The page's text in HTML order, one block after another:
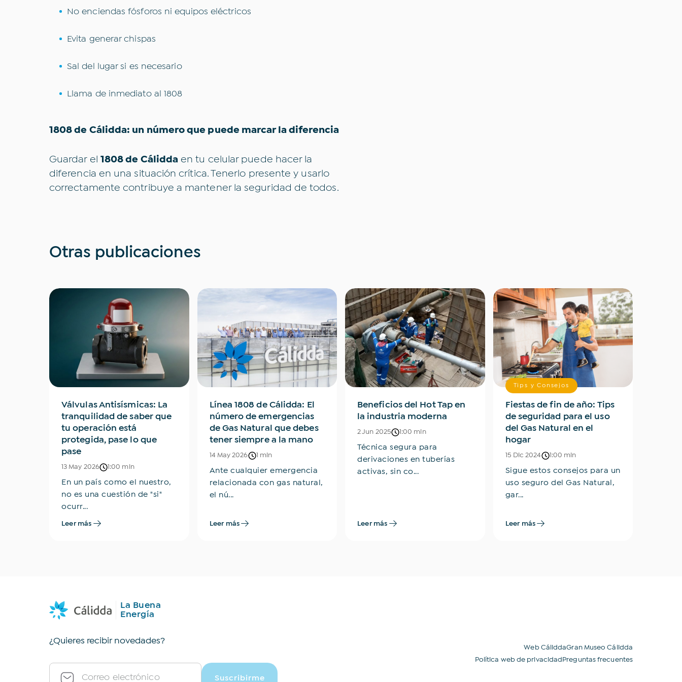
No enciendas fósforos ni equipos eléctricos
Evita generar chispas
Sal del lugar si es necesario
Llama de inmediato al 1808
1808 de Cálidda: un número que puede marcar la diferencia
Guardar el 1808 de Cálidda en tu celular puede hacer la
diferencia en una situación crítica. Tenerlo presente y usarlo
correctamente contribuye a mantener la seguridad de todos.
Otras publicaciones
Válvulas Antisísmicas: La
tranquilidad de saber que
tu operación está
protegida, pase lo que
pase
13 May 2026 1:00 min
En un país como el nuestro,
no es una cuestión de "si"
ocurr...
Leer más
Línea 1808 de Cálidda: El
número de emergencias
de Gas Natural que debes
tener siempre a la mano
14 May 2026 1 min
Ante cualquier emergencia
relacionada con gas natural,
el nú...
Leer más
Beneficios del Hot Tap en
la industria moderna
2 Jun 2025 1:00 min
Técnica segura para
derivaciones en tuberías
activas, sin co...
Leer más
Tips y Consejos
Fiestas de fin de año: Tips
de seguridad para el uso
del Gas Natural en el
hogar
15 Dic 2024 1:00 min
Sigue estos consejos para un
uso seguro del Gas Natural,
gar...
Leer más
La Buena
Energía
¿Quieres recibir novedades?
Correo electrónico Suscribirme
Web CáliddaGran Museo Cálidda
Política web de privacidad Preguntas frecuentes